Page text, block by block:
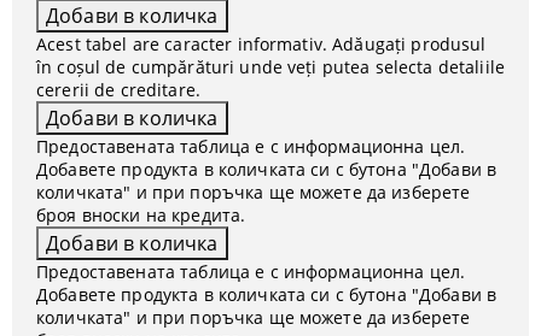
Acest tabel are caracter informativ. Adăugați produsul
în coșul de cumpărături unde veți putea selecta detaliile
cererii de creditare.
Предоставената таблица е с информационна цел.
Добавете продукта в количката си с бутона "Добави в
количката" и при поръчка ще можете да изберете
броя вноски на кредита.
Предоставената таблица е с информационна цел.
Добавете продукта в количката си с бутона "Добави в
количката" и при поръчка ще можете да изберете